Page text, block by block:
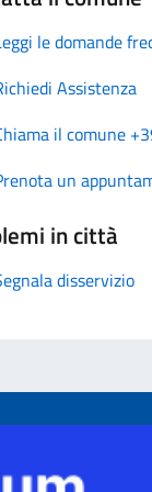
le domande
Assistenza
il comune
un
in città
disservizio